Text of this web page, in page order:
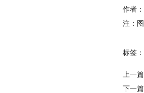
作者
注：
标签：
上一
下一